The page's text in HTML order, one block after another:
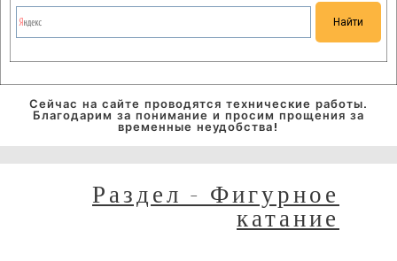
Сейчас на сайте проводятся технические работы.
Благодарим за понимание и просим прощения за
временные неудобства!
Раздел - Фигурное
катание